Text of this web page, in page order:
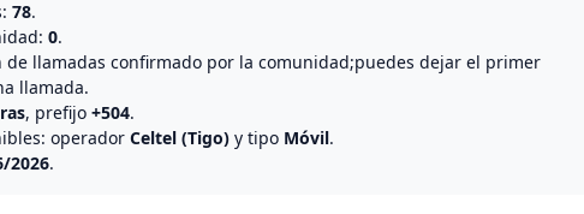
78.
0.
llamadas confirmado por la comunidad;puedes dejar el primer
llamada.
, prefijo +504.
operador Celtel (Tigo) y tipo Móvil.
2026.